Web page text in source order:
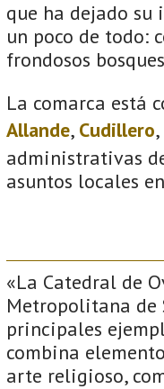
que ha dejado su
un poco de todo:
frondosos
La comarca está
Allande, Cudillero,
administrativas
asuntos locales
«La Catedral de
Metropolitana de
principales
combina
arte religioso,